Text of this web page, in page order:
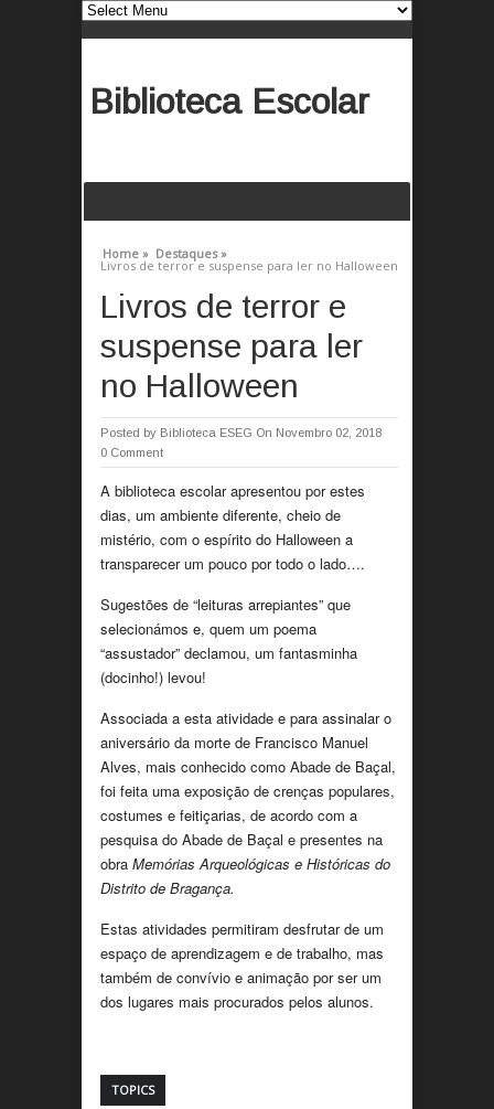
Biblioteca Escolar
Home » Destaques »
Livros de terror e suspense para ler no Halloween
Livros de terror e
suspense para ler
no Halloween
Posted by Biblioteca ESEG On Novembro 02, 2018
0 Comment
A biblioteca escolar apresentou por estes
dias, um ambiente diferente, cheio de
mistério, com o espírito do Halloween a
transparecer um pouco por todo o lado….
Sugestões de “leituras arrepiantes” que
selecionámos e, quem um poema
“assustador” declamou, um fantasminha
(docinho!) levou!
Associada a esta atividade e para assinalar o
aniversário da morte de Francisco Manuel
Alves, mais conhecido como Abade de Baçal,
foi feita uma exposição de crenças populares,
costumes e feitiçarias, de acordo com a
pesquisa do Abade de Baçal e presentes na
obra Memórias Arqueológicas e Históricas do
Distrito de Bragança.
Estas atividades permitiram desfrutar de um
espaço de aprendizagem e de trabalho, mas
também de convívio e animação por ser um
dos lugares mais procurados pelos alunos.
TOPICS